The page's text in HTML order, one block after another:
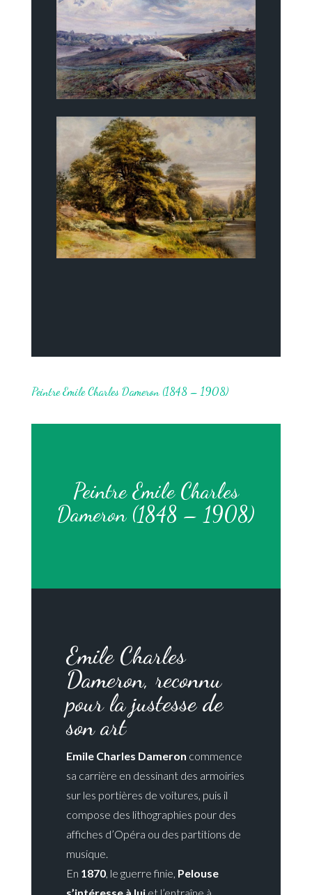
Peintre Emile Charles Dameron (1848 – 1908)
Peintre Emile Charles
Dameron (1848 – 1908)
Emile Charles
Dameron, reconnu
pour la justesse de
son art
Emile Charles Dameron commence
sa carrière en dessinant des armoiries
sur les portières de voitures, puis il
compose des lithographies pour des
affiches d’Opéra ou des partitions de
musique.
En 1870, le guerre finie, Pelouse
s’intéresse à luiet l’entraîne à